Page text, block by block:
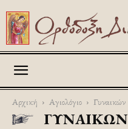
Αρχική Αγιολόγιο Γυναικών
ΓΥΝΑΙΚΏΝ